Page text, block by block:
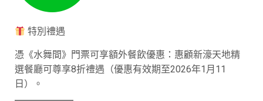
特別禮遇
憑《水舞間》門票可享額外餐飲優惠：惠顧新濠天地精
選餐廳可尊享8折禮遇（優惠有效期至2026年1月11
日）。